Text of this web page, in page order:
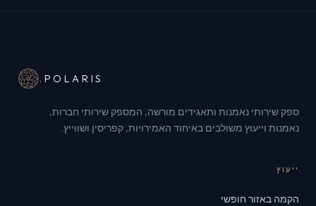
POLARIS
.
ספק שירותי נאמנות ותאגידים מורשה, המספק שירותי חברות,
נאמנות וייעוץ משולבים באיחוד האמירויות, קפריסין ושווייץ.
ייעוץ
הקמה באזור חופשי